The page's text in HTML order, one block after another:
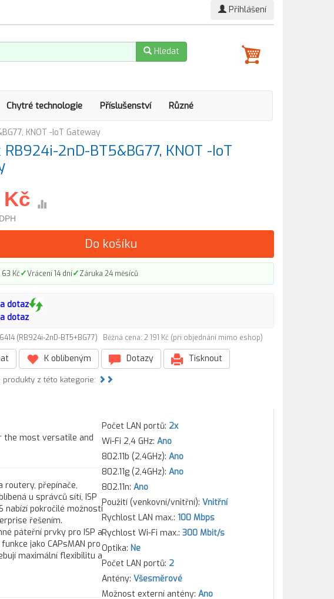
Přihlášení
Hledat
Chytré technologie Příslušenství Různé
KNOT -IoT Gateway
2nD-BT5&BG77, KNOT -IoT
Kč
Do košíku
Kč✓Vrácení 14 dní✓Záruka 24 měsíců
dotaz
dotaz
(RB924i-2nD-BT5+BG77) Běžná cena: 2 191 Kč (při objednání mimo eshop)
K oblíbeným Dotazy Tisknout
z této kategorie:
the most versatile and
routery, přepínače,
u správců sítí, ISP
nabízí pokročilé možnosti
řešením.
páteřní prvky pro ISP a
jako CAPsMAN pro
maximální flexibilitu a
Počet LAN portů: 2x
Wi-Fi 2,4 GHz: Ano
802.11b (2,4GHz): Ano
802.11g (2,4GHz): Ano
802.11n: Ano
Použití (venkovní/vnitřní): Vnitřní
Rychlost LAN max.: 100 Mbps
Rychlost Wi-Fi max.: 300 Mbit/s
Optika: Ne
Počet LAN portů: 2
Antény: Všesměrové
Možnost externí antény: Ano